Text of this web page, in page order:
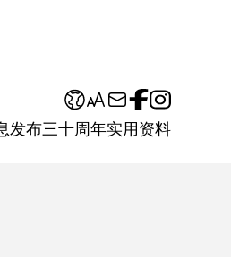
发布三十周年实用资料